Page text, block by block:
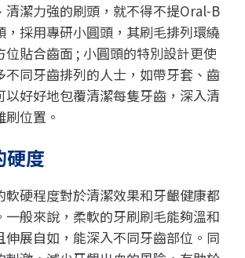
清潔力強的刷頭，就不得不提Oral-B
，採用專研小圓頭，其刷毛排列環繞
位貼合齒面 ; 小圓頭的特別設計更使
不同牙齒排列的人士，如帶牙套、齒
以好好地包覆清潔每隻牙齒，深入清
位置。
硬度
軟硬程度對於清潔效果和牙齦健康都
一般來說，柔軟的牙刷刷毛能夠溫和
伸展自如，能深入不同牙齒部位。同